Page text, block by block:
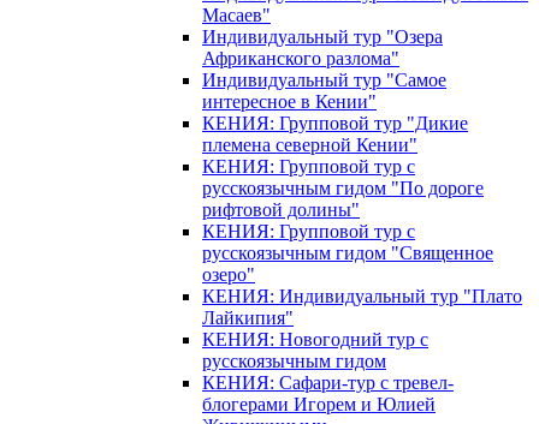
Масаев"
Индивидуальный тур "Озера
Африканского разлома"
Индивидуальный тур "Самое
интересное в Кении"
КЕНИЯ: Групповой тур "Дикие
племена северной Кении"
КЕНИЯ: Групповой тур с
русскоязычным гидом "По дороге
рифтовой долины"
КЕНИЯ: Групповой тур с
русскоязычным гидом "Священное
озеро"
КЕНИЯ: Индивидуальный тур "Плато
Лайкипия"
КЕНИЯ: Новогодний тур с
русскоязычным гидом
КЕНИЯ: Сафари-тур с тревел-
блогерами Игорем и Юлией